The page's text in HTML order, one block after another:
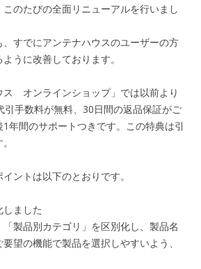
のたびの全面リニューアルを行いまし
すでにアンテナハウスのユーザーの方
うに改善しております。
ス オンラインショップ」では以前より
引手数料が無料、30日間の返品保証がご
年間のサポートつきです。この特典は引
ントは以下のとおりです。
しました
「製品別カテゴリ」を区別化し、製品名
望の機能で製品を選択しやすいよう、